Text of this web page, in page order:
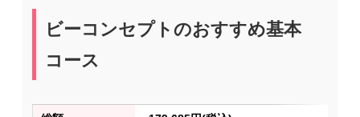
ビーコンセプトのおすすめ基本
コース